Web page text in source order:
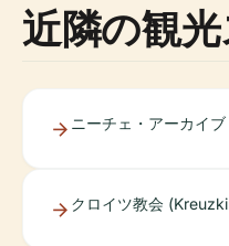
近隣の観
ニーチェ・アーカイ
クロイツ教会